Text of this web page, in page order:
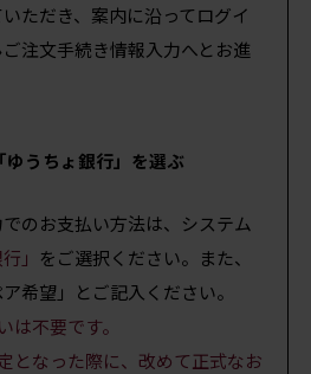
ただき、案内に沿ってログイ
注文手続き情報入力へとお進
ゆうちょ銀行」を選ぶ
のお支払い方法は、システム
」 をご選択ください。また、
希望」とご記入ください。
は不要です。
となった際に、改めて正式なお